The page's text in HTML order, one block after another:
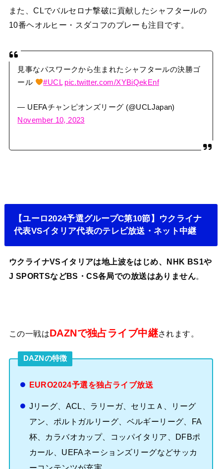
また、CLでバルセロナ撃破に貢献したシャフタールの
10番ヘオルヒー・スダコフのプレーも注目です。
見事なパスワークから生まれたシャフタールの決勝ゴ
ール
#UCL pic.twitter.com/XYBiQekEnf
— UEFAチャンピオンズリーグ (@UCLJapan)
November 10, 2023
【ユーロ2024予選グループC第10節】ウクライナ
代表VSイタリア代表のテレビ放送・ネット中継
ウクライナVSイタリアは地上波をはじめ、NHK BS1や
J SPORTSなどBS・CS各局での放送はありません。
この一戦はDAZNで独占ライブ中継されます。
DAZNの特徴
EURO2024予選を独占ライブ放送
Jリーグ、ACL、ラリーガ、セリエＡ、リーグ
アン、ポルトガルリーグ、ベルギーリーグ、FA
杯、カラバオカップ、コッパイタリア、DFBポ
カール、UEFAネーションズリーグなどサッカ